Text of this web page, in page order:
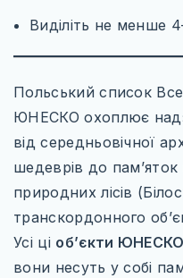
Виділіть не менше
Польський список
ЮНЕСКО охоплює
від середньовічної
шедеврів до пам’яток
природних лісів
транскордонного
Усі ці об’єкти
вони несуть у собі